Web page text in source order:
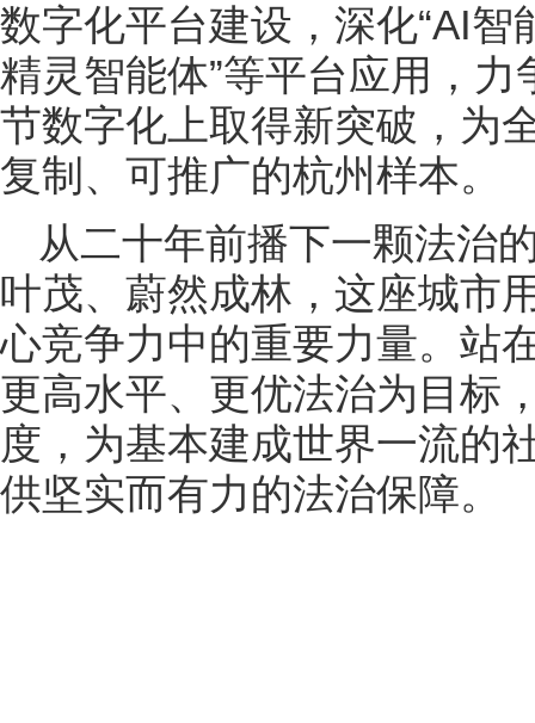
数字化平台建设，深化“AI智
精灵智能体”等平台应用，
节数字化上取得新突破，为
复制、可推广的杭州样本。
从二十年前播下一颗法治
叶茂、蔚然成林，这座城市
心竞争力中的重要力量。站
更高水平、更优法治为目标
度，为基本建成世界一流的
供坚实而有力的法治保障。